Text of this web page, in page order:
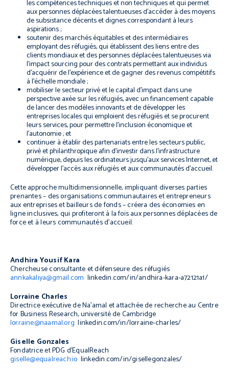
les compétences techniques et non techniques et qui permet
aux personnes déplacées talentueuses d’accéder à des moyens
de subsistance décents et dignes correspondant à leurs
aspirations ;
soutenir des marchés équitables et des intermédiaires
employant des réfugiés, qui établissent des liens entre des
clients mondiaux et des personnes déplacées talentueuses via
l’impact sourcing pour des contrats permettant aux individus
d’acquérir de l’expérience et de gagner des revenus compétitifs
à l’échelle mondiale ;
mobiliser le secteur privé et le capital d’impact dans une
perspective axée sur les réfugiés, avec un financement capable
de lancer des modèles innovants et de développer les
entreprises locales qui emploient des réfugiés et se procurent
leurs services, pour permettre l’inclusion économique et
l’autonomie ; et
continuer à établir des partenariats entre les secteurs public,
privé et philanthropique afin d’investir dans l’infrastructure
numérique, depuis les ordinateurs jusqu’aux services Internet, et
développer l’accès aux réfugiés et aux communautés d’accueil.
Cette approche multidimensionnelle, impliquant diverses parties
prenantes – des organisations communautaires et entrepreneurs
aux entreprises et bailleurs de fonds – créera des économies en
ligne inclusives, qui profiteront à la fois aux personnes déplacées de
force et à leurs communautés d’accueil.
Andhira Yousif Kara
Chercheuse consultante et défenseure des réfugiés
annkakaliya@gmail.com linkedin.com/in/andhira-kara-a72121a1/
Lorraine Charles
Directrice exécutive de Na’amal et attachée de recherche au Centre
for Business Research, université de Cambridge
lorraine@naamal.org linkedin.com/in/lorraine-charles/
Giselle Gonzales
Fondatrice et PDG d’EqualReach
giselle@equalreach.io linkedin.com/in/gisellegonzales/